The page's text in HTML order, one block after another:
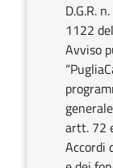
D.G.R.
1122
Avviso
artt. 72
Accordi